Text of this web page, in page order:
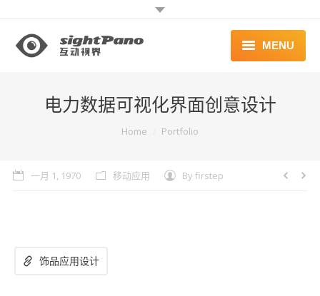
MENU
案例 | WORKS
电力数据可视化界面创意设计
Home Portfolio
一月 1, 1970 移动应用 By firstep
饰品应用设计